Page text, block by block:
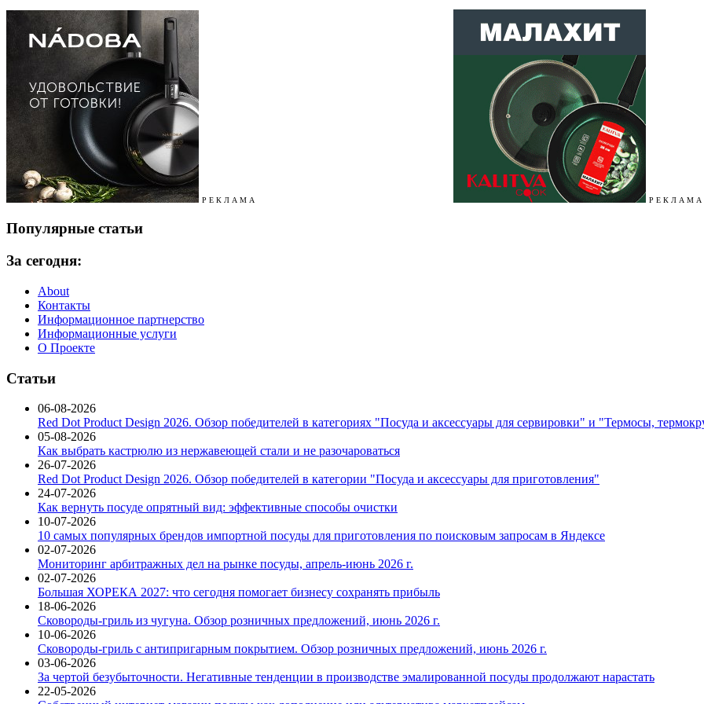
Р Е К Л А М А Р Е К Л А М А
Популярные статьи
За сегодня:
About
Контакты
Информационное партнерство
Информационные услуги
О Проекте
Статьи
06-08-2026
Red Dot Product Design 2026. Обзор победителей в категориях "Посуда и аксессуары для сервировки" и "Термосы,
05-08-2026
Как выбрать кастрюлю из нержавеющей стали и не разочароваться
26-07-2026
Red Dot Product Design 2026. Обзор победителей в категории "Посуда и аксессуары для приготовления"
24-07-2026
Как вернуть посуде опрятный вид: эффективные способы очистки
10-07-2026
10 самых популярных брендов импортной посуды для приготовления по поисковым запросам в Яндексе
02-07-2026
Мониторинг арбитражных дел на рынке посуды, апрель-июнь 2026 г.
02-07-2026
Большая ХОРЕКА 2027: что сегодня помогает бизнесу сохранять прибыль
18-06-2026
Сковороды-гриль из чугуна. Обзор розничных предложений, июнь 2026 г.
10-06-2026
Сковороды-гриль с антипригарным покрытием. Обзор розничных предложений, июнь 2026 г.
03-06-2026
За чертой безубыточности. Негативные тенденции в производстве эмалированной посуды продолжают нарастать
22-05-2026